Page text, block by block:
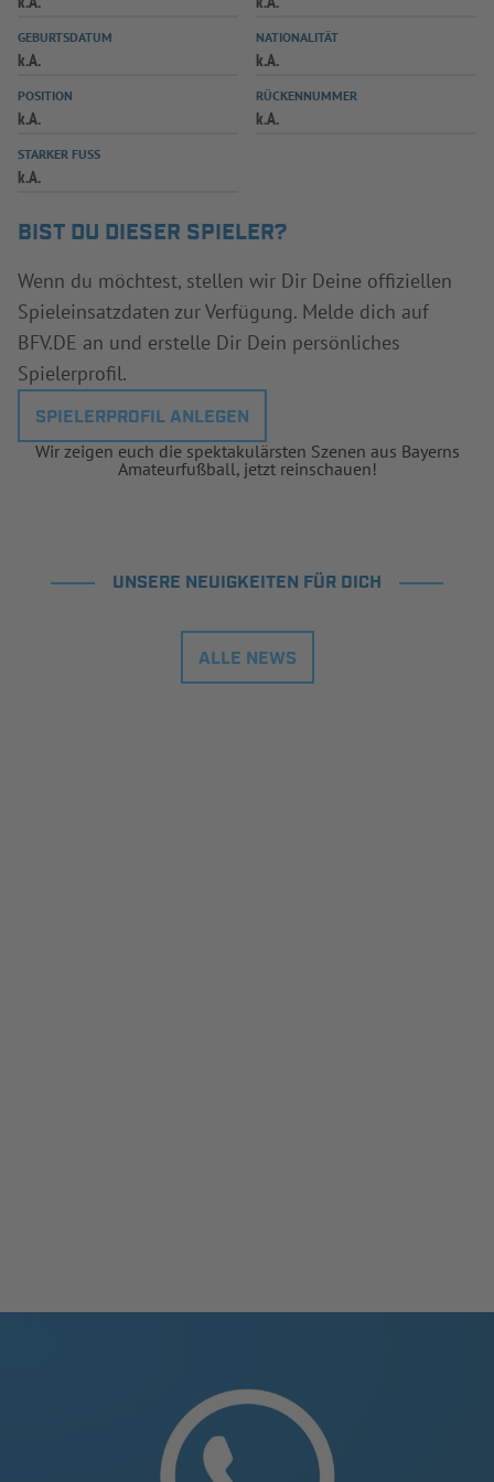
SPIELPLUS
GEBURTSDATUM
k.A.
NATIONALITÄT
k.A.
POSITION
k.A.
RÜCKENNUMMER
k.A.
STARKER FUSS
k.A.
BIST DU DIESER SPIELER?
Wenn du möchtest, stellen wir Dir Deine offiziellen
Spieleinsatzdaten zur Verfügung. Melde dich auf
BFV.DE an und erstelle Dir Dein persönliches
Spielerprofil.
SPIELERPROFIL ANLEGEN
Wir zeigen euch die spektakulärsten Szenen aus Bayerns
Amateurfußball, jetzt reinschauen!
UNSERE NEUIGKEITEN FÜR DICH
ALLE NEWS